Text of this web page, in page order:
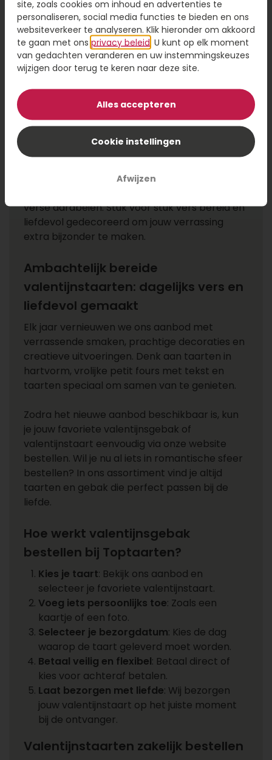
wel in valentijns sfeer? In ons assortiment vind
je ook valentijnpetit fours,brownies,
traktaartjes en andergebakmet liefdevolle
decoraties.
van marsepein tot red velvet
Bij Toptaarten vind je een uitgebreid
assortiment rode taarten die perfect passen
bij de romantiek van Valentijnsdag. Denk aan
hartvorm, slagroomtaarten met roze of rode
verse aardbeien. Stuk voor stuk vers bereid en
liefdevol gedecoreerd om jouw verrassing
extra bijzonder te maken.
Ambachtelijk bereide
valentijnstaarten: dagelijks vers en
liefdevol gemaakt
Elk jaar vernieuwen we ons aanbod met
verrassende smaken, prachtige decoraties en
creatieve uitvoeringen. Denk aan taarten in
hartvorm, vrolijke petit fours met tekst en
taarten speciaal om samen van te genieten.
Zodra het nieuwe aanbod beschikbaar is, kun
je jouw favoriete valentijnsgebak of
valentijnstaart eenvoudig via onze website
bestellen. Wil je nu al iets in romantische sfeer
bestellen? In ons assortiment vind je altijd
taarten en gebak die perfect passen bij de
liefde.
Hoe werkt valentijnsgebak
bestellen bij Toptaarten?
Kies je taart: Bekijk ons aanbod en
selecteer je favoriete valentijnstaart.
Voeg iets persoonlijks toe: Zoals een
kaartje of een foto.
Selecteer je bezorgdatum: Kies de dag
waarop de taart geleverd moet worden.
Betaal veilig en flexibel: Betaal direct of
kies voor achteraf betalen.
Laat bezorgen met liefde: Wij bezorgen
jouw valentijnstaart op het juiste moment
bij de ontvanger.
Valentijnstaarten zakelijk bestellen
site, zoals cookies om inhoud en advertenties te
personaliseren, social media functies te bieden en ons
websiteverkeer te analyseren. Klik hieronder om akkoord
te gaan met ons privacy beleid . U kunt op elk moment
van gedachten veranderen en uw instemmingskeuzes
wijzigen door terug te keren naar deze site.
Alles accepteren
Cookie instellingen
Afwijzen